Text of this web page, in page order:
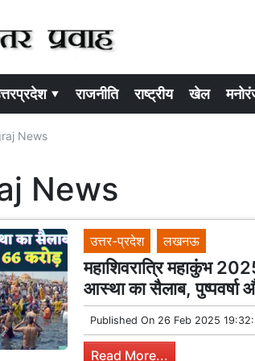
▾ राजनीति राष्ट्रीय खेल
News
News
उत्तर-प्रदेश लखनऊ
महाशिवरात्रि महाकुंभ
आस्था का सैलाब, पुष्पवर्षा
Published On 26 Feb 2025
Read More...